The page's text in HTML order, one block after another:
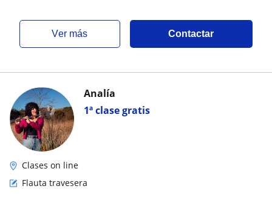
ver más Contactar
1ª clase gratis
Analía
Clases on line
Flauta travesera